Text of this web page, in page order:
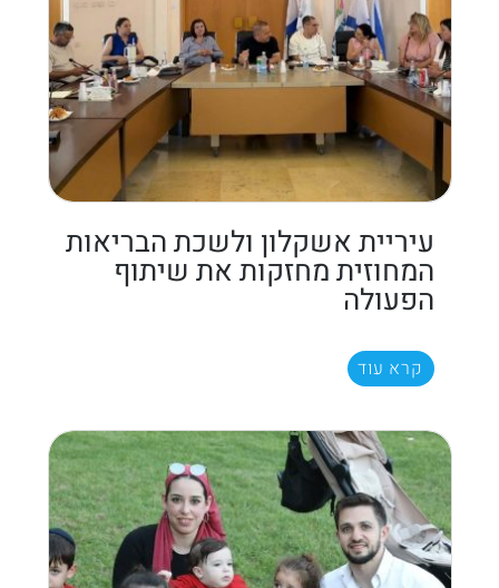
עיריית אשקלון ולשכת הבריאות
המחוזית מחזקות את שיתוף
הפעולה
קרא עוד